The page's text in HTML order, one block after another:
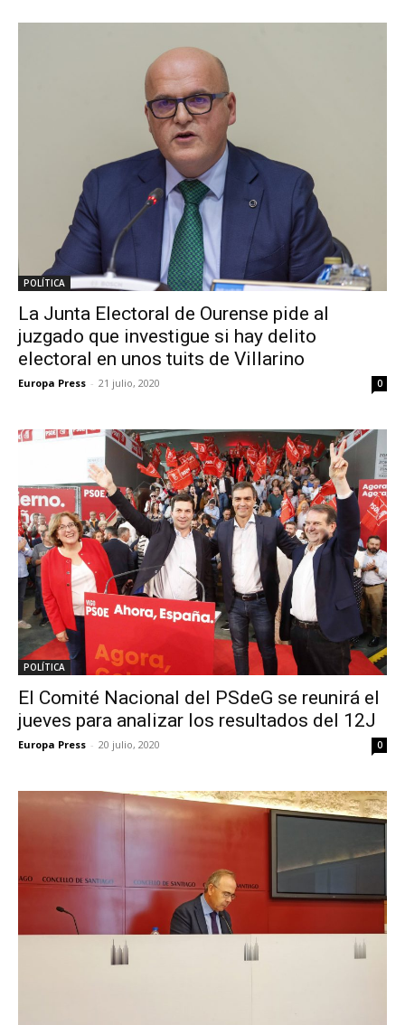
POLÍTICA
La Junta Electoral de Ourense pide al
juzgado que investigue si hay delito
electoral en unos tuits de Villarino
Europa Press - 21 julio, 2020 0
POLÍTICA
El Comité Nacional del PSdeG se reunirá el
jueves para analizar los resultados del 12J
Europa Press - 20 julio, 2020 0